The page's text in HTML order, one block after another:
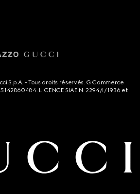
S.p.A. - Tous droits réservés. G Commerce
LICENCE SIAE N. 2294/I/1936 et